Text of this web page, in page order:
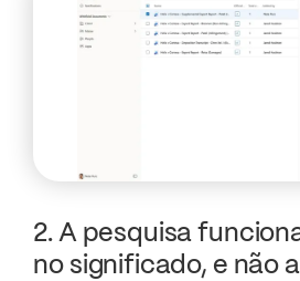
2. A pesquisa
no significado, e não